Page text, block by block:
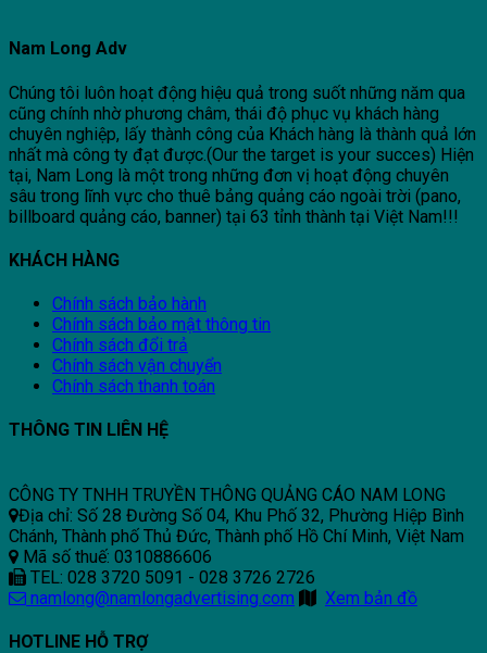
Nam Long Adv
Chúng tôi luôn hoạt động hiệu quả trong suốt những năm qua
cũng chính nhờ phương châm, thái độ phục vụ khách hàng
chuyên nghiệp, lấy thành công của Khách hàng là thành quả lớn
nhất mà công ty đạt được.(Our the target is your succes) Hiện
tại, Nam Long là một trong những đơn vị hoạt động chuyên
sâu trong lĩnh vực cho thuê bảng quảng cáo ngoài trời (pano,
billboard quảng cáo, banner) tại 63 tỉnh thành tại Việt Nam!!!
KHÁCH HÀNG
Chính sách bảo hành
Chính sách bảo mật thông tin
Chính sách đổi trả
Chính sách vận chuyển
Chính sách thanh toán
THÔNG TIN LIÊN HỆ
CÔNG TY TNHH TRUYỀN THÔNG QUẢNG CÁO NAM LONG
Địa chỉ: Số 28 Đường Số 04, Khu Phố 32, Phường Hiệp Bình
Chánh, Thành phố Thủ Đức, Thành phố Hồ Chí Minh, Việt Nam
Mã số thuế: 0310886606
TEL: 028 3720 5091 - 028 3726 2726
namlong@namlongadvertising.com
Xem bản đồ
HOTLINE HỖ TRỢ